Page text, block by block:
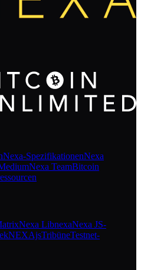
Nexa-SpezifikationenNexa
Nexa TeamBitcoin
Nexa LibnexaNexa JS-
NEXAjsTribüneTestnet-